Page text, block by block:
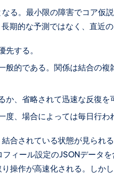
る。最小限の障害でコア仮
期的な予測ではなく、直近の
先する。
般的である。関係は結合の
か、省略されて迅速な反復を
度、場合によっては毎日行わ
合されている状態が見られる
ィール設定のJSONデータ
操作が高速化される。しか